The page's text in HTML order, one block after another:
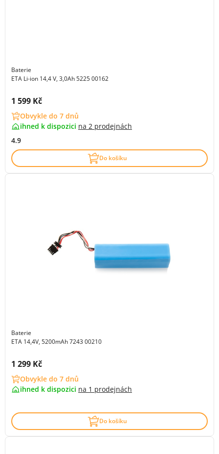
Baterie
ETA Li-ion 14,4 V, 3,0Ah 5225 00162
Cena s DPH:
1 599 Kč
Obvykle do 7 dnů
ihned k dispozici na 2 prodejnách
4.9
Do košíku
Baterie
ETA 14,4V, 5200mAh 7243 00210
Cena s DPH:
1 299 Kč
Obvykle do 7 dnů
ihned k dispozici na 1 prodejnách
Do košíku